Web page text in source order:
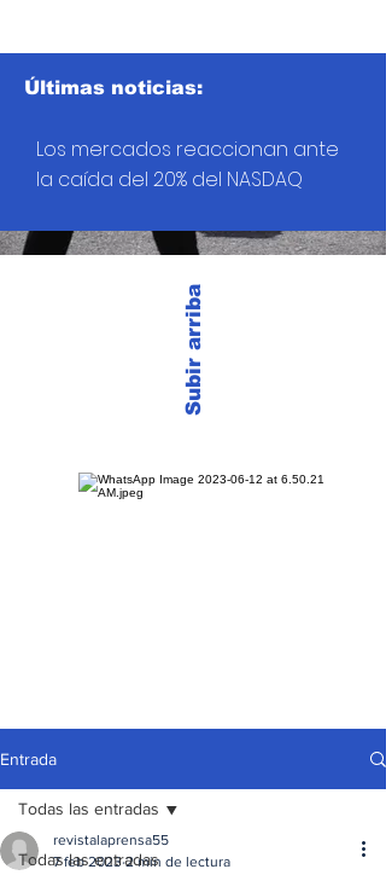
Subir arriba
Últimas noticias:
Los mercados reaccionan ante
la caída del 20% del NASDAQ
Entrada
Todas las entradas
Todas las entradas
revistalaprensa55
7 feb 2023 2 min de lectura